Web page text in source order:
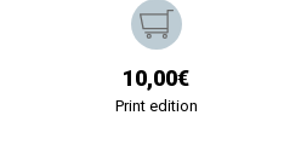
10,00€
Print edition